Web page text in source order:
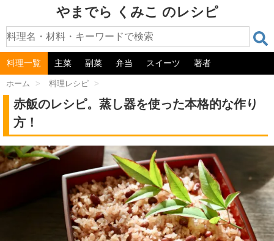
やまでら くみこ のレシピ
料理一覧 主菜 副菜 弁当 スイーツ 著者
ホーム > 料理レシピ >
赤飯のレシピ。蒸し器を使った本格的な作り
方！